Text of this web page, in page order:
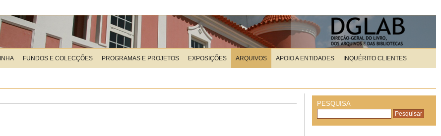
FUNDOS E COLECÇÕES PROGRAMAS E PROJETOS EXPOSIÇÕES ARQUIVOS APOIO A ENTIDADES INQUÉRITO CLIENTES
PESQUISA